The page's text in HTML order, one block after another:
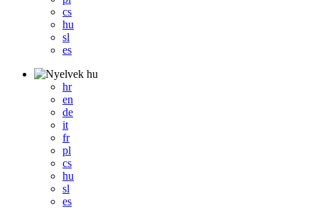
cs
hu
sl
es
hu
hr
en
de
it
fr
pl
cs
hu
sl
es